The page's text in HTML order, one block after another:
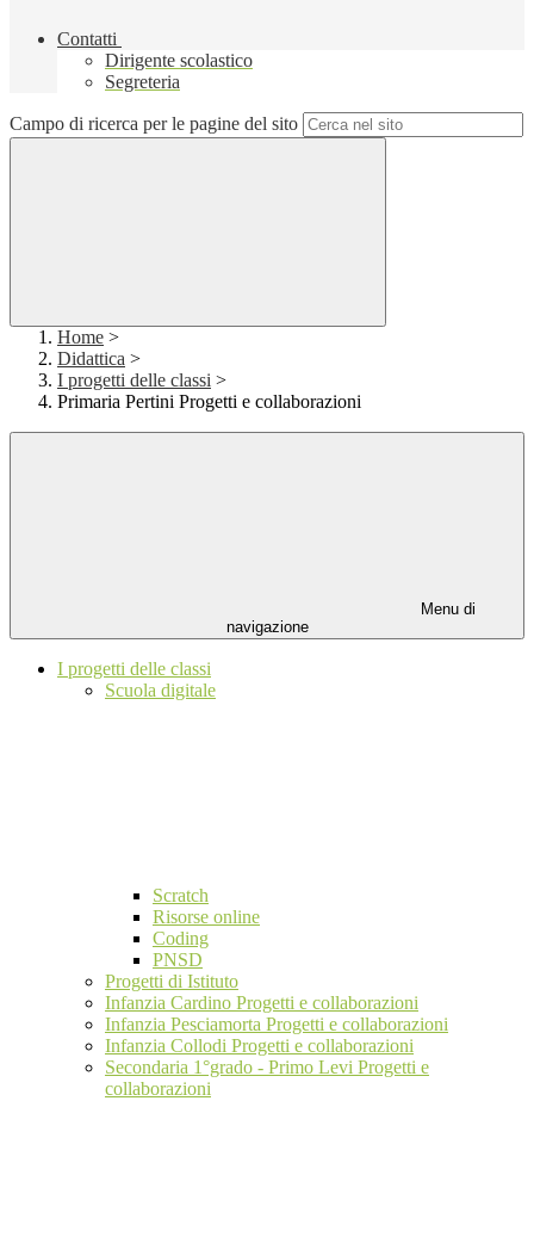
Contatti
Dirigente scolastico
Segreteria
Campo di ricerca per le pagine del sito
Home >
Didattica >
I progetti delle classi >
Primaria Pertini Progetti e collaborazioni
Menu di
navigazione
I progetti delle classi
Scuola digitale
Scratch
Risorse online
Coding
PNSD
Progetti di Istituto
Infanzia Cardino Progetti e collaborazioni
Infanzia Pesciamorta Progetti e collaborazioni
Infanzia Collodi Progetti e collaborazioni
Secondaria 1°grado - Primo Levi Progetti e
collaborazioni